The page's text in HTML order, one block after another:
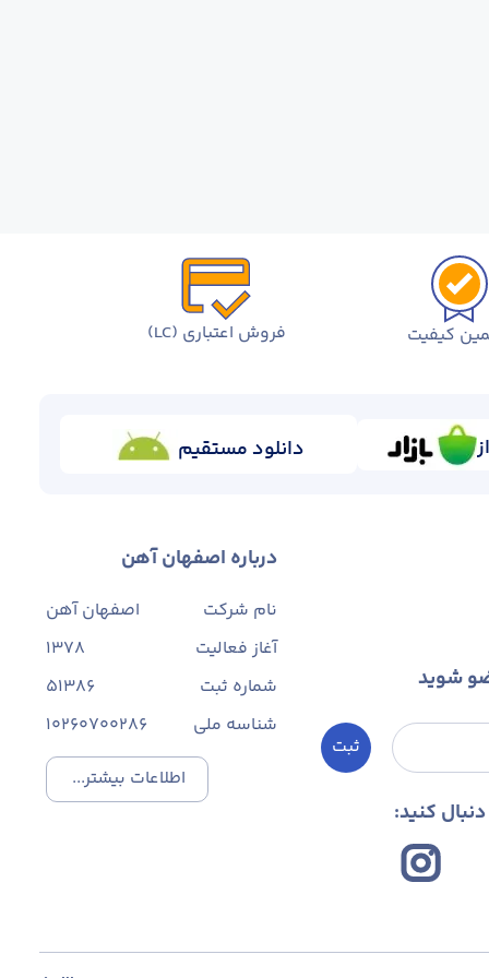
کیفیت فروش اعتباری (LC)
دانلود مستقیم
شوید
ثبت
کنید:
درباره اصفهان آهن
نام شرکت
اصفهان آهن
آغاز فعالیت
1378
شماره ثبت
۵۱۳۸۶
شناسه ملی
10260700286
اطلاعات بیشتر...